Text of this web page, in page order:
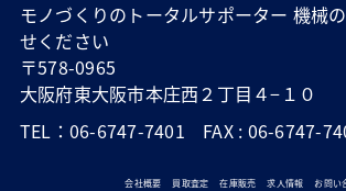
モノづくりのトータルサポーター 機械
せください
〒578-0965
大阪府東大阪市本庄西２丁目４−１０
TEL：06-6747-7401 FAX : 06-6747-
会社概要 買取査定 在庫販売 求人情報 お問い